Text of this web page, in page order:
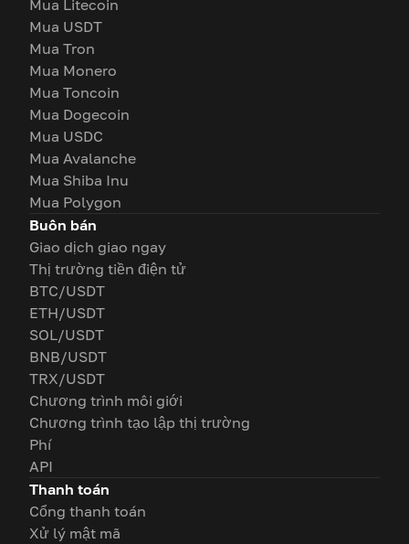
Mua Litecoin
Mua USDT
Mua Tron
Mua Monero
Mua Toncoin
Mua Dogecoin
Mua USDC
Mua Avalanche
Mua Shiba Inu
Mua Polygon
Buôn bán
Giao dịch giao ngay
Thị trường tiền điện tử
BTC/USDT
ETH/USDT
SOL/USDT
BNB/USDT
TRX/USDT
Chương trình môi giới
Chương trình tạo lập thị trường
Phí
API
Thanh toán
Cổng thanh toán
Xử lý mật mã